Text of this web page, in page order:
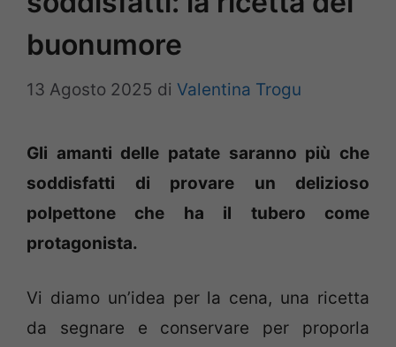
buonumore
13 Agosto 2025 di Valentina Trogu
Gli amanti delle patate saranno più che
soddisfatti di provare un delizioso
polpettone che ha il tubero come
protagonista.
Vi diamo un’idea per la cena, una ricetta
da segnare e conservare per proporla